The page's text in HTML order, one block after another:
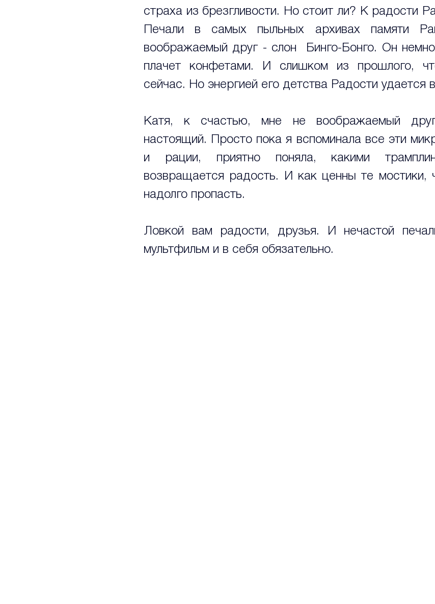
страха из брезгливости. Но стоит ли? К радости
Печали в самых пыльных архивах памяти
воображаемый друг - слон  Бинго-Бонго. Он
плачет конфетами. И слишком из прошлого,
сейчас. Но энергией его детства Радости удается
Катя, к счастью, мне не воображаемый
настоящий. Просто пока я вспоминала все эти
и рации, приятно поняла, какими
возвращается радость. И как ценны те мостики,
надолго пропасть.
Ловкой вам радости, друзья. И нечастой
мультфильм и в себя обязательно.